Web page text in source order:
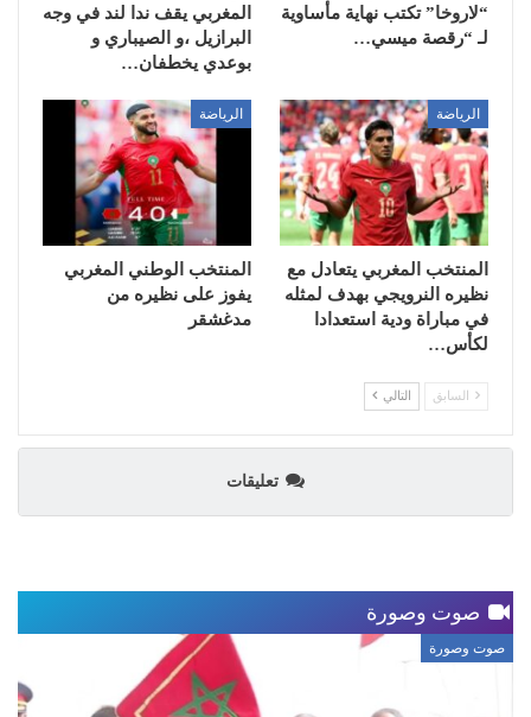
“لاروخا” تكتب نهاية مأساوية
لـ “رقصة ميسي…
المغربي يقف ندا لند في وجه
البرازيل ،و الصيباري و
بوعدي يخطفان…
الرياضة
المنتخب المغربي يتعادل مع
نظيره النرويجي بهدف لمثله
في مباراة ودية استعدادا
لكأس…
الرياضة
المنتخب الوطني المغربي
يفوز على نظيره من
مدغشقر
السابق التالي
تعليقات
صوت وصورة
صوت وصورة